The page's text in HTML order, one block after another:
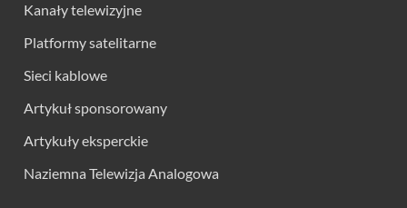
Kanały telewizyjne
Platformy satelitarne
Sieci kablowe
Artykuł sponsorowany
Artykuły eksperckie
Naziemna Telewizja Analogowa